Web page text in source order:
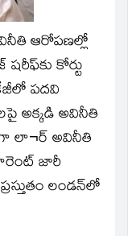
ఆరోపణల్లో
కోర్టు
పదవి
అక్కడి అవినీతి
లా¬ర్‌ అవినీతి
జారీ
లండన్‌లో